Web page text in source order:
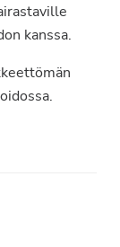
kanssa.